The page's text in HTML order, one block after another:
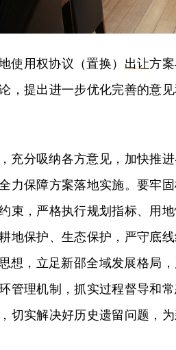
使用权协议（置换） 出让方
，提出进一步优化完善的意
充分吸纳各方意见，加快推
力保障方案落地实施。要牢
束，严格执行规划指标、用
地保护、生态保护，严守底
想，立足新邵全域发展格局
管理机制，抓实过程督导和
切实解决好历史遗留问题，